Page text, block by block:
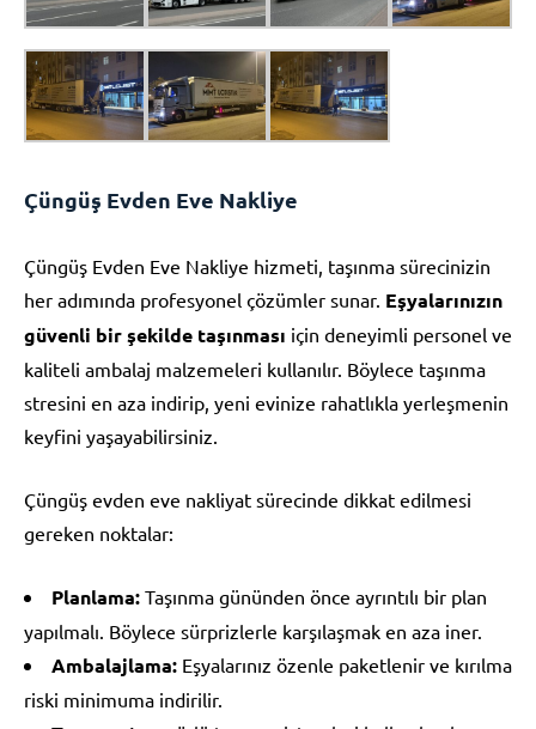
Çüngüş Evden Eve Nakliye
Çüngüş Evden Eve Nakliye hizmeti, taşınma sürecinizin
her adımında profesyonel çözümler sunar. Eşyalarınızın
güvenli bir şekilde taşınması için deneyimli personel ve
kaliteli ambalaj malzemeleri kullanılır. Böylece taşınma
stresini en aza indirip, yeni evinize rahatlıkla yerleşmenin
keyfini yaşayabilirsiniz.
Çüngüş evden eve nakliyat sürecinde dikkat edilmesi
gereken noktalar:
Planlama: Taşınma gününden önce ayrıntılı bir plan
yapılmalı. Böylece sürprizlerle karşılaşmak en aza iner.
Ambalajlama: Eşyalarınız özenle paketlenir ve kırılma
riski minimuma indirilir.